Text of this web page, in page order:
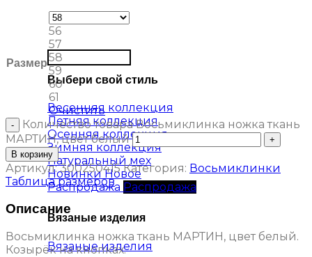
Выбери свой стиль
Весенняя коллекция
Летняя коллекция
Осенняя коллекция
Зимняя коллекция
Натуральный мех
Новинки
Распродажа
Вязаные изделия
Вязаные изделия
Размер
56
57
58
59
60
61
Очистить
Количество товара Восьмиклинка ножка ткань
МАРТИН, цвет белый
В корзину
Артикул:300250415 Категория: Восьмиклинки
Таблица размеров
Описание
Восьмиклинка ножка ткань МАРТИН, цвет белый.
Козырёк на кнопках.